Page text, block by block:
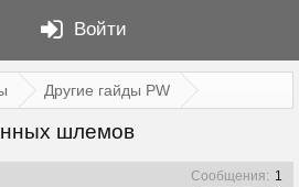
Войти
Другие гайды PW
шлемов
Сообщения: 1